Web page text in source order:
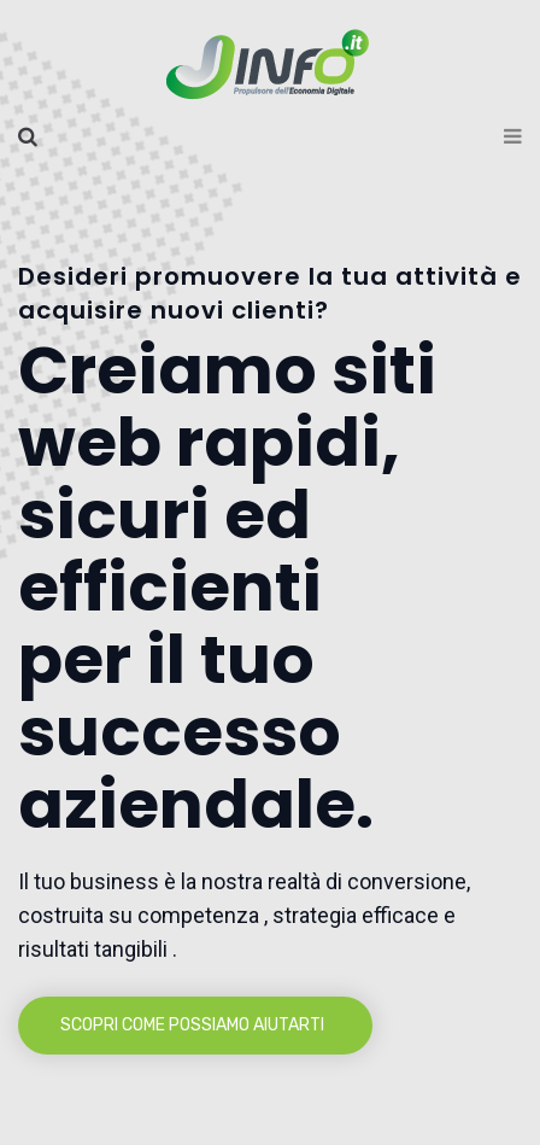
Desideri promuovere la tua attività e
acquisire nuovi clienti?
Creiamo siti
web rapidi,
sicuri ed
efficienti
per il tuo
successo
aziendale.
Il tuo business è la nostra realtà di conversione,
costruita su competenza , strategia efficace e
risultati tangibili .
SCOPRI COME POSSIAMO AIUTARTI